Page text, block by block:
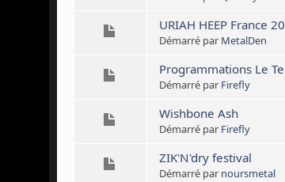
URIAH HEEP France
Démarré par MetalDen
Programmations Le
Démarré par Firefly
Wishbone Ash
Démarré par Firefly
ZIK'N'dry festival
Démarré par noursmetal